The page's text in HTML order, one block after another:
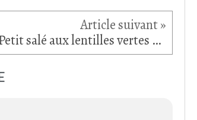
Petit salé aux lentilles vertes du Puy